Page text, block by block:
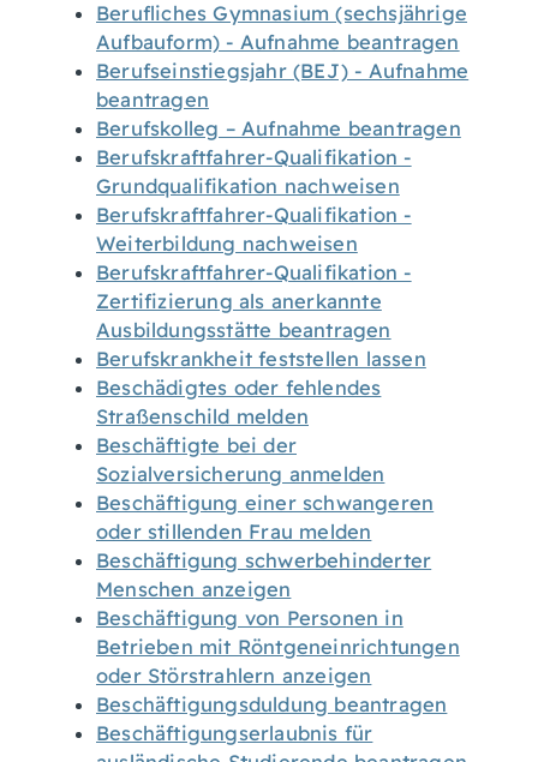
Berufliches Gymnasium (sechsjährige
Aufbauform) - Aufnahme beantragen
Berufseinstiegsjahr (BEJ) - Aufnahme
beantragen
Berufskolleg – Aufnahme beantragen
Berufskraftfahrer-Qualifikation -
Grundqualifikation nachweisen
Berufskraftfahrer-Qualifikation -
Weiterbildung nachweisen
Berufskraftfahrer-Qualifikation -
Zertifizierung als anerkannte
Ausbildungsstätte beantragen
Berufskrankheit feststellen lassen
Beschädigtes oder fehlendes
Straßenschild melden
Beschäftigte bei der
Sozialversicherung anmelden
Beschäftigung einer schwangeren
oder stillenden Frau melden
Beschäftigung schwerbehinderter
Menschen anzeigen
Beschäftigung von Personen in
Betrieben mit Röntgeneinrichtungen
oder Störstrahlern anzeigen
Beschäftigungsduldung beantragen
Beschäftigungserlaubnis für